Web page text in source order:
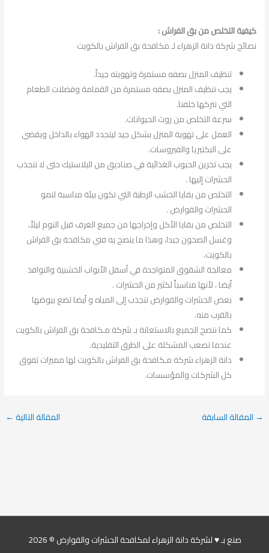
كيفية التخلص من بق الفراش :
نصائح شركة دانة الزهراء لـ مكافحة بق الفراش بالكويت
تنظيف المنزل بصفه مستمرة وتهويته جيداً.
يجب تنظيف المنزل بصفه مستمرة من القمامة وفضلات الطعام
التي نتركها خلفنا.
سرعة التخلص من روث الحيوانات.
العمل على تهوية المنزل بشكل جيد ليتجدد الهواء بالداخل ويقضي
على البكتيريا والفيروسات.
يجب تخزين الحبوب الغذائية في صناديق من البلاستيك حتى لا تنجذب
الحشرات إليها .
التخلص من بقايا الخشب الرطبة التي تكون بيئة مناسبة لنمو
الحشرات والقوارض .
التخلص من بقايا الأكل وإخراجها من جميع الغرف قبل النوم ليلاً،
وغسل الصحون جيدا، وهذا ما ينصح به فني مكافحة بق الفراش
بالكويت.
معالجة الشقوق المتواجدة في أسفل الأبواب الخشبية والنوافذ
أيضا ، لأنها مناسباً لكثير من الحشرات .
بعض الحشرات والقوارض تنجذب إلى المياه و أيضا تضع بيوضها
بالقرب منه.
كما ننصح الجميع بالاستعانة بـ شركة مـكافحة بق الفراش بالكويت
عندما تصعب المشكلة على الطرق التقليدية.
دانة الزهراء شركة مـكافحة بق الفراش بالكويت لها مميزات تفوق
كل الشركات والمؤسسات.
→ المقالة السابقة المقالة التالية←
صنع بـ ♥ لشركة دانة الزهراء لمكافحة الحشرات والقوارض © 2026